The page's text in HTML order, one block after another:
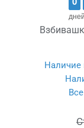
дней
Наличие